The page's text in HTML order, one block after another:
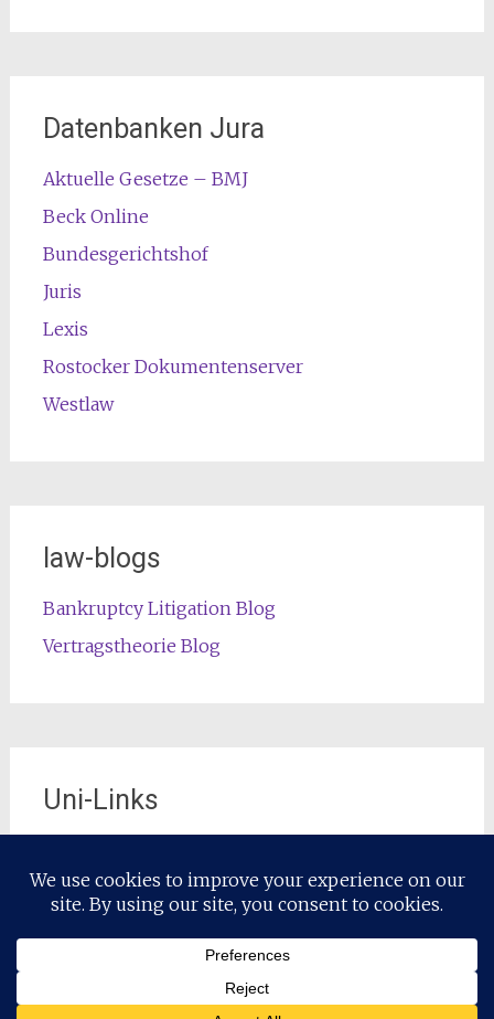
Datenbanken Jura
Aktuelle Gesetze – BMJ
Beck Online
Bundesgerichtshof
Juris
Lexis
Rostocker Dokumentenserver
Westlaw
law-blogs
Bankruptcy Litigation Blog
Vertragstheorie Blog
Uni-Links
Restrukturierungsrecht / Restructuring Law
Alle Rechte vorbehalten. Theme:Radiatevon ThemeGrill.